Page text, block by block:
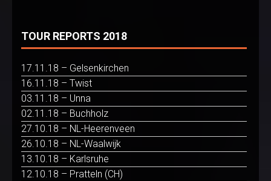
TOUR REPORTS 2018
17.11.18 – Gelsenkirchen
16.11.18 – Twist
03.11.18 – Unna
02.11.18 – Buchholz
27.10.18 – NL-Heerenveen
26.10.18 – NL-Waalwijk
13.10.18 – Karlsruhe
12.10.18 – Pratteln (CH)